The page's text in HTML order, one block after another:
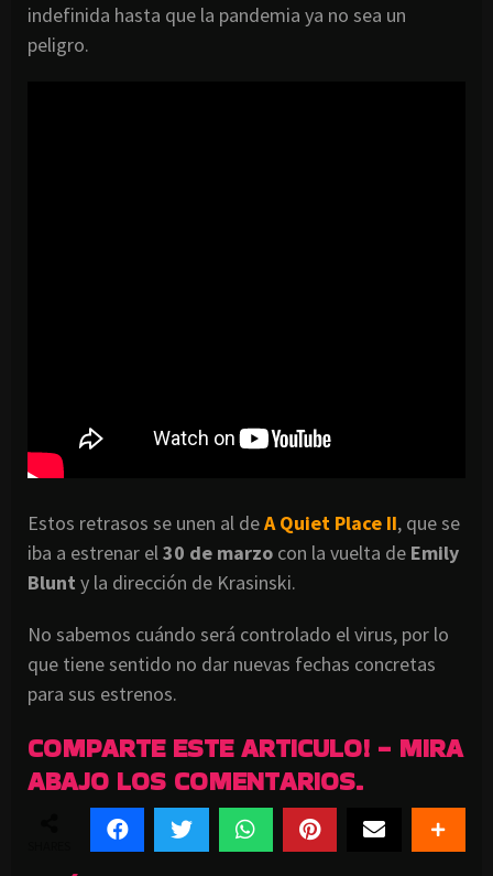
indefinida hasta que la pandemia ya no sea un
peligro.
Estos retrasos se unen al deA Quiet Place II, que se
iba a estrenar el30 de marzo con la vuelta de Emily
Blunt y la dirección de Krasinski.
No sabemos cuándo será controlado el virus, por lo
que tiene sentido no dar nuevas fechas concretas
para sus estrenos.
COMPARTE ESTE ARTICULO! - MIRA
ABAJO LOS COMENTARIOS.